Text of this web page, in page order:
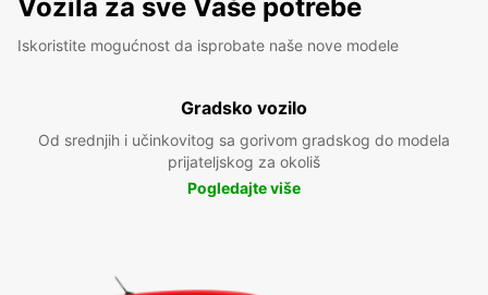
Vozila za sve Vaše potrebe
Iskoristite mogućnost da isprobate naše nove modele
Gradsko vozilo
Od srednjih i učinkovitog sa gorivom gradskog do modela
prijateljskog za okoliš
Pogledajte više